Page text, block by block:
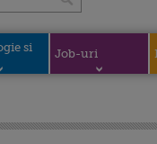
si
Job-uri